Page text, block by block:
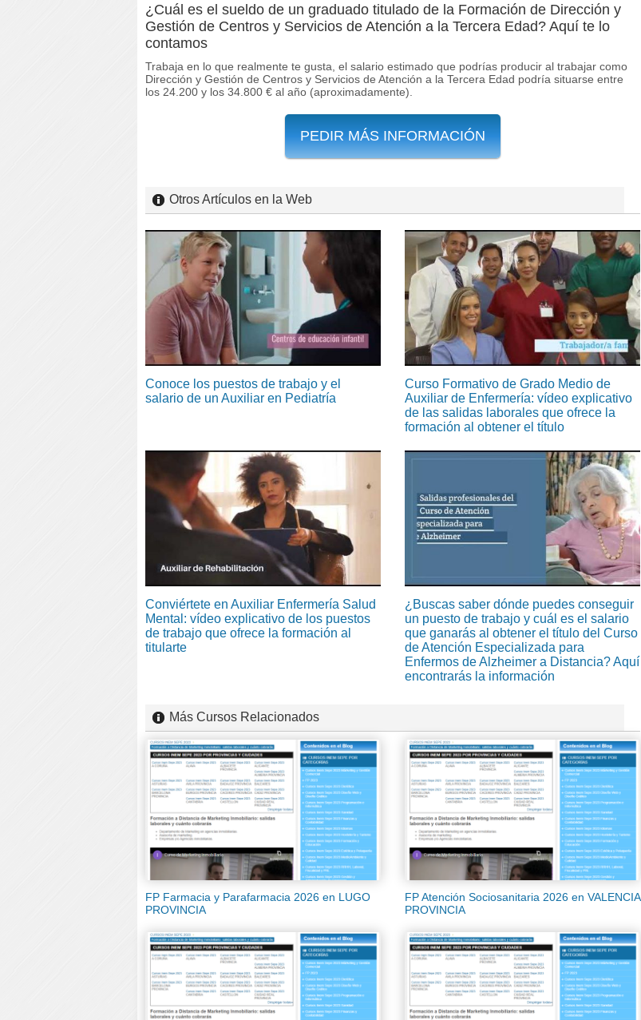
¿Cuál es el sueldo de un graduado titulado de la Formación de Dirección y
Gestión de Centros y Servicios de Atención a la Tercera Edad? Aquí te lo
contamos
Trabaja en lo que realmente te gusta, el salario estimado que podrías producir al trabajar como
Dirección y Gestión de Centros y Servicios de Atención a la Tercera Edad podría situarse entre
los 24.200 y los 34.800 € al año (aproximadamente).
PEDIR MÁS INFORMACIÓN
Otros Artículos en la Web
Conoce los puestos de trabajo y el
salario de un Auxiliar en Pediatría
Curso Formativo de Grado Medio de
Auxiliar de Enfermería: vídeo explicativo
de las salidas laborales que ofrece la
formación al obtener el título
Conviértete en Auxiliar Enfermería Salud
Mental: vídeo explicativo de los puestos
de trabajo que ofrece la formación al
titularte
¿Buscas saber dónde puedes conseguir
un puesto de trabajo y cuál es el salario
que ganarás al obtener el título del Curso
de Atención Especializada para
Enfermos de Alzheimer a Distancia? Aquí
encontrarás la información
Más Cursos Relacionados
FP Farmacia y Parafarmacia 2026 en LUGO
PROVINCIA
FP Atención Sociosanitaria 2026 en VALENCIA
PROVINCIA